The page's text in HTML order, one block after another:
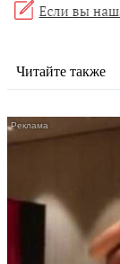
Читайте также